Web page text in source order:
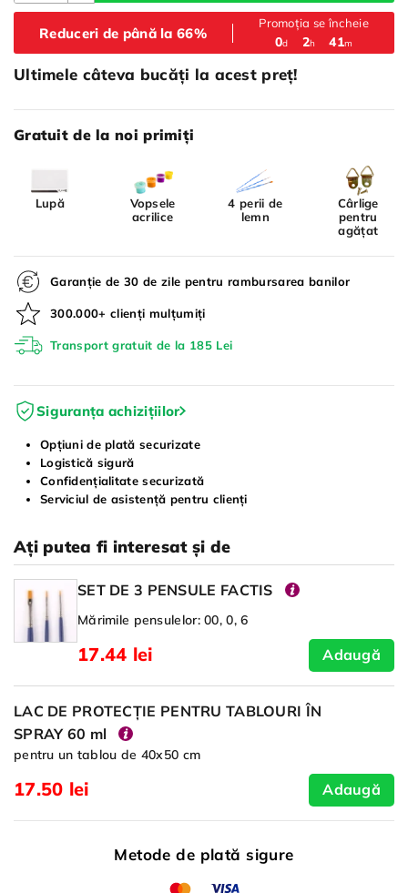
Reduceri de până la 66%
Promoția se încheie
0d 2h 41m
Ultimele câteva bucăți la acest preț!
Gratuit de la noi primiți
Lupă
Vopsele
acrilice
4 perii de
lemn
Cârlige
pentru
agățat
Garanție de 30 de zile pentru rambursarea banilor
300.000+ clienți mulțumiți
Transport gratuit de la 185 Lei
Siguranța achizițiilor
Opțiuni de plată securizate
Logistică sigură
Confidențialitate securizată
Serviciul de asistență pentru clienți
Ați putea fi interesat și de
SET DE 3 PENSULE FACTIS
Mărimile pensulelor: 00, 0, 6
17.44 lei Adaugă
LAC DE PROTECȚIE PENTRU TABLOURI ÎN
SPRAY 60 ml
pentru un tablou de 40x50 cm
17.50 lei Adaugă
Metode de plată sigure